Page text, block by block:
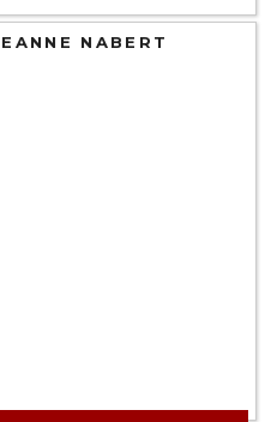
NABERT